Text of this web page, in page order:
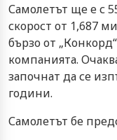
Самолетът ще е с
скорост от 1,687
бързо от
компанията.
започнат да се
години.
Самолетът бе